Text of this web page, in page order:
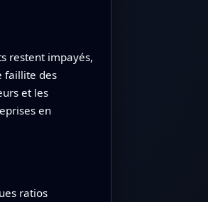
restent impayés,
faillite des
et les
en
ratios